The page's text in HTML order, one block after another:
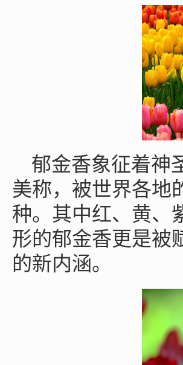
郁金香象征着神
美称，被世界各地
种。其中红、黄、
形的郁金香更是被
的新内涵。